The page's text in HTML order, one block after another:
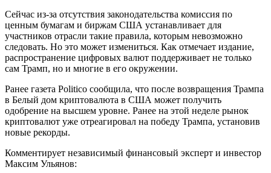
Сейчас из-за отсутствия законодательства комиссия по
ценным бумагам и биржам США устанавливает для
участников отрасли такие правила, которым невозможно
следовать. Но это может измениться. Как отмечает издание,
распространение цифровых валют поддерживает не только
сам Трамп, но и многие в его окружении.
Ранее газета Politico сообщила, что после возвращения Трампа
в Белый дом криптовалюта в США может получить
одобрение на высшем уровне. Ранее на этой неделе рынок
криптовалют уже отреагировал на победу Трампа, установив
новые рекорды.
Комментирует независимый финансовый эксперт и инвестор
Максим Ульянов: